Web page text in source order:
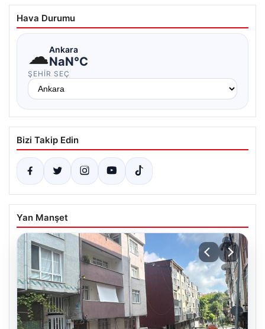
Hava Durumu
☁Ankara
NaN°C
ŞEHIR SEÇ
Bizi Takip Edin
Yan Manşet